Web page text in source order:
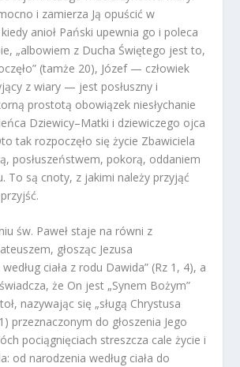
i zamierza Ją opuścić w
anioł Pański upewnia go i poleca
„albowiem z Ducha Świętego jest to,
(tamże 20), Józef — człowiek
z wiary — jest posłuszny i
prostotą obowiązek niesłychanie
Dziewicy–Matki i dziewiczego ojca
tak rozpoczęło się życie Zbawiciela
posłuszeństwem, pokorą, oddaniem
To są cnoty, z jakimi należy przyjąć
św. Paweł staje na równi z
głosząc Jezusa
ciała z rodu Dawida” (Rz 1, 4), a
że On jest „Synem Bożym”
nazywając się „sługą Chrystusa
przeznaczonym do głoszenia Jego
pociągnięciach streszcza cale życie i
od narodzenia według ciała do